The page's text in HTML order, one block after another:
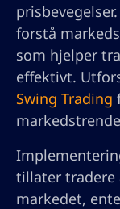
forstå
som hjelper
effektivt.
Swing Trading
tillater tradere
markedet,